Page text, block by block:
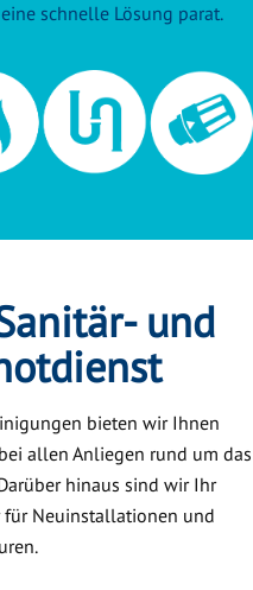
schnelle Lösung parat.
und
bieten wir Ihnen
allen Anliegen rund um das
hinaus sind wir Ihr
für Neuinstallationen und